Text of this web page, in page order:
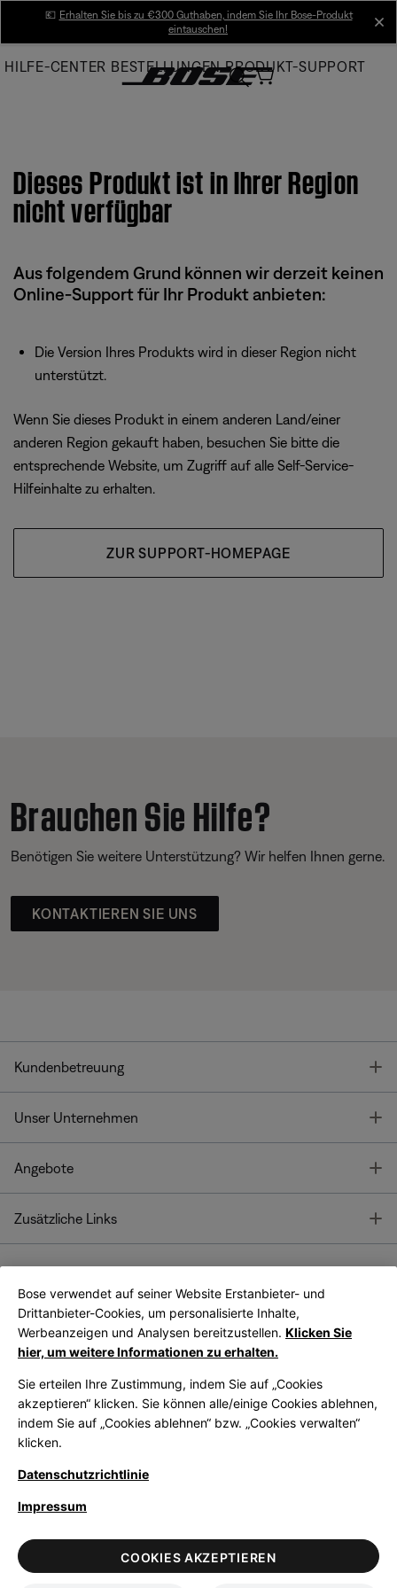
Main
💶 Erhalten Sie bis zu €300 Guthaben, indem Sie Ihr Bose-Produkt
eintauschen!
HILFE-CENTER BESTELLUNGEN PRODUKT-SUPPORT
Dieses Produkt ist in Ihrer Region
nicht verfügbar
Aus folgendem Grund können wir derzeit keinen
Online-Support für Ihr Produkt anbieten:
Die Version Ihres Produkts wird in dieser Region nicht
unterstützt.
Wenn Sie dieses Produkt in einem anderen Land/einer
anderen Region gekauft haben, besuchen Sie bitte die
entsprechende Website, um Zugriff auf alle Self-Service-
Hilfeinhalte zu erhalten.
ZUR SUPPORT-HOMEPAGE
Brauchen Sie Hilfe?
Benötigen Sie weitere Unterstützung? Wir helfen Ihnen gerne.
KONTAKTIEREN SIE UNS
Kundenbetreuung
Unser Unternehmen
Angebote
Zusätzliche Links
Bose App
Bose Connect
App
LegalDatenschutzrichtlinieZugänglichkeitHinweis zu Cookies
VerkaufsbedingungenNutzungsbedingungen
Bose verwendet auf seiner Website Erstanbieter- und
Drittanbieter-Cookies, um personalisierte Inhalte,
Werbeanzeigen und Analysen bereitzustellen. Klicken Sie
hier, um weitere Informationen zu erhalten.
Sie erteilen Ihre Zustimmung, indem Sie auf „Cookies
akzeptieren“ klicken. Sie können alle/einige Cookies ablehnen,
indem Sie auf „Cookies ablehnen“ bzw. „Cookies verwalten“
klicken.
Datenschutzrichtlinie
Impressum
COOKIES AKZEPTIEREN